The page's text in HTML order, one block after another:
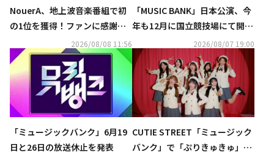
NouerA、地上波音楽番組で初
の1位を獲得！ファンに感謝
「いつも一緒にいてくれてあり
がとう」
2026/08/08 11:56
「MUSIC BANK」日本公演、今
年も12月に国立競技場にて開催
決定！出演アーティストに期待
2026/08/07 19:00
「ミュージックバンク」6月19
日と26日の放送休止を発表
CUTIE STREET「ミュージック
バンク」で「ぷりきゅきゅ」韓